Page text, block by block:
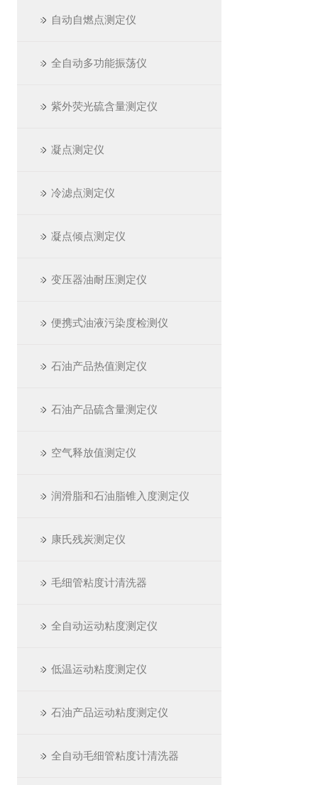
自动自燃点测定仪
全自动多功能振荡仪
紫外荧光硫含量测定仪
凝点测定仪
冷滤点测定仪
凝点倾点测定仪
变压器油耐压测定仪
便携式油液污染度检测仪
石油产品热值测定仪
石油产品硫含量测定仪
空气释放值测定仪
润滑脂和石油脂锥入度测定仪
康氏残炭测定仪
毛细管粘度计清洗器
全自动运动粘度测定仪
低温运动粘度测定仪
石油产品运动粘度测定仪
全自动毛细管粘度计清洗器